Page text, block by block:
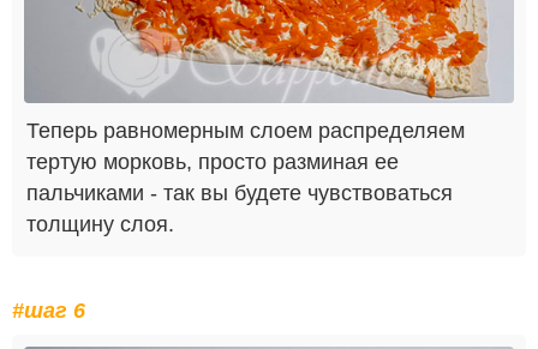
Теперь равномерным слоем распределяем
тертую морковь, просто разминая ее
пальчиками - так вы будете чувствоваться
толщину слоя.
#шаг 6